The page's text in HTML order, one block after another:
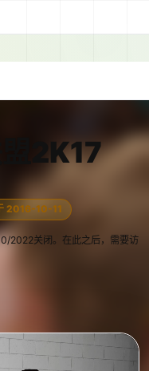
2K17
2016-10-11
2022关闭。在此之后，需要访